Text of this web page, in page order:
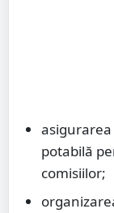
potabilă
comisiilor;